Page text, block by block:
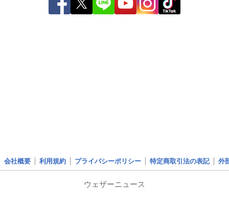
会社概要 利用規約 プライバシーポリシー 特定商取引法の表記 外
ウェザーニュース